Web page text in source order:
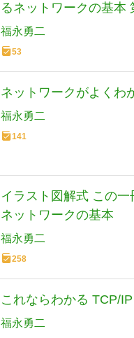
るネットワークの基本
すさにこだわったイラ
福永勇二
53
ネットワークがよくわ
福永勇二
141
イラスト図解式 この一
ネットワークの基本
福永勇二
258
これならわかる TCP/
福永勇二